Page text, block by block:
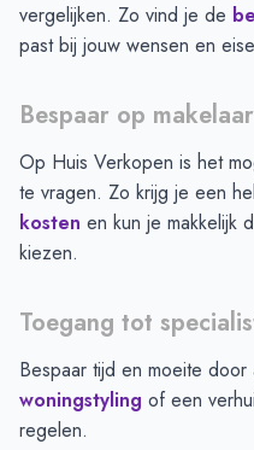
vergelijken. Zo vind je de
past bij jouw wensen en
Bespaar op
Op Huis Verkopen is het
te vragen. Zo krijg je een
kosten en kun je makkelijk
kiezen.
Toegang tot
Bespaar tijd en moeite
woningstyling of een
regelen.